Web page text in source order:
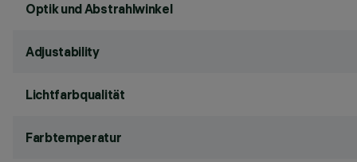
Optik und Abstrahlwinkel
Adjustability
Lichtfarbqualität
Farbtemperatur